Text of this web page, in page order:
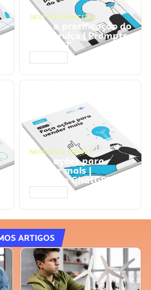
GESTÃO FINANCEIRA
Faça a precificação do
seu serviço | Prompts
ChatGPT
NEGÓCIOS, VENDAS
Faça ações para
vender mais |
Prompts ChatGPT
ARTIGOS